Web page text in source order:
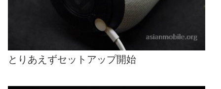
とりあえずセットアップ開始